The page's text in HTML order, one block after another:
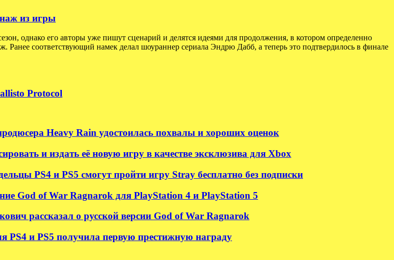
из игры
однако его авторы уже пишут сценарий и делятся идеями для продолжения, в котором определенно
Ранее соответствующий намек делал шоураннер сериала Эндрю Дабб, а теперь это подтвердилось в финале
Protocol
Heavy Rain удостоилась похвалы и хороших оценок
и издать её новую игру в качестве эксклюзива для Xbox
PS4 и PS5 смогут пройти игру Stray бесплатно без подписки
God of War Ragnarok для PlayStation 4 и PlayStation 5
рассказал о русской версии God of War Ragnarok
PS4 и PS5 получила первую престижную награду